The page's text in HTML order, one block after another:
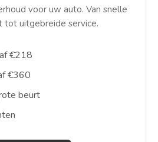
voor uw auto. Van snelle
tot uitgebreide service.
€218
€360
beurt